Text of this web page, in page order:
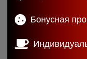
Бонусная